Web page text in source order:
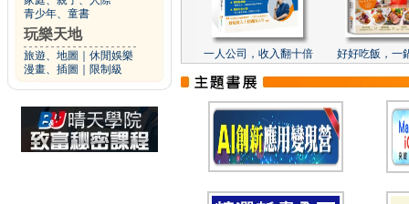
青少年、童書
玩樂天地
旅遊、地圖
休閒娛樂
漫畫、插圖
限制級
一人公司，收入翻十倍 好好吃飯，一